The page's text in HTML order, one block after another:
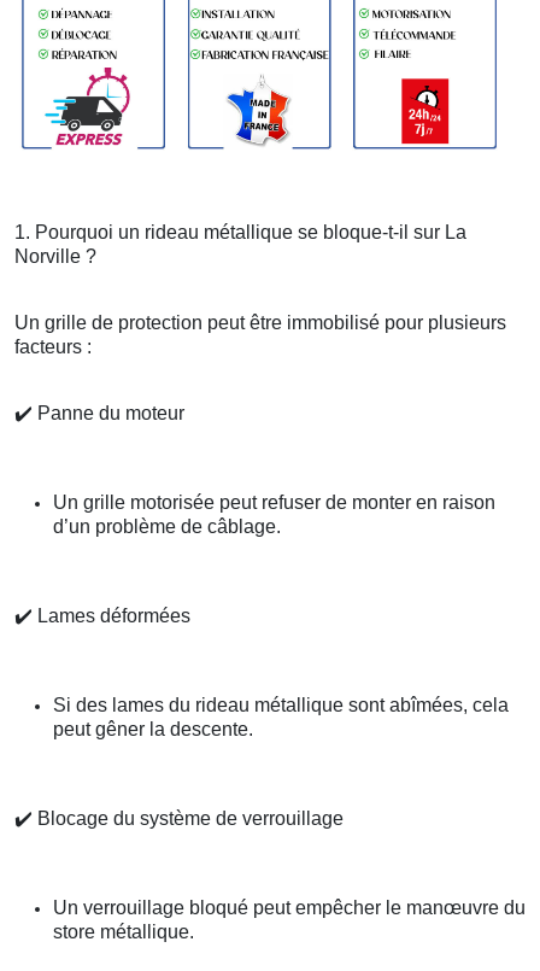
1. Pourquoi un rideau métallique se bloque-t-il sur La
Norville ?
Un grille de protection peut être immobilisé pour plusieurs
facteurs :
✔️ Panne du moteur
Un grille motorisée peut refuser de monter en raison
d’un problème de câblage.
✔️ Lames déformées
Si des lames du rideau métallique sont abîmées, cela
peut gêner la descente.
✔️ Blocage du système de verrouillage
Un verrouillage bloqué peut empêcher le manœuvre du
store métallique.